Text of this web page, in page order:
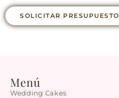
SOLICITAR PRESUPUESTO
Menú
Wedding Cakes